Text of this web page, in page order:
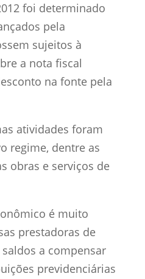
foi determinado
pela
sujeitos à
a nota fiscal
na fonte pela
atividades foram
regime, dentre as
obras e serviços de
é muito
prestadoras de
a compensar
previdenciárias